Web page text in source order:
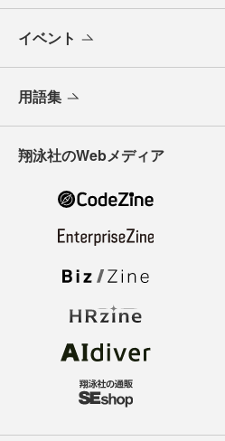
イベント
用語集
翔泳社のWebメディア